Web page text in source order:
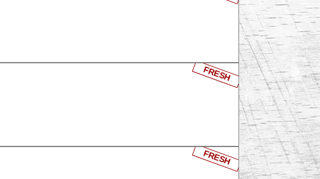
FRESH
FRESH